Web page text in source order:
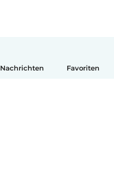
Nachrichten Favoriten